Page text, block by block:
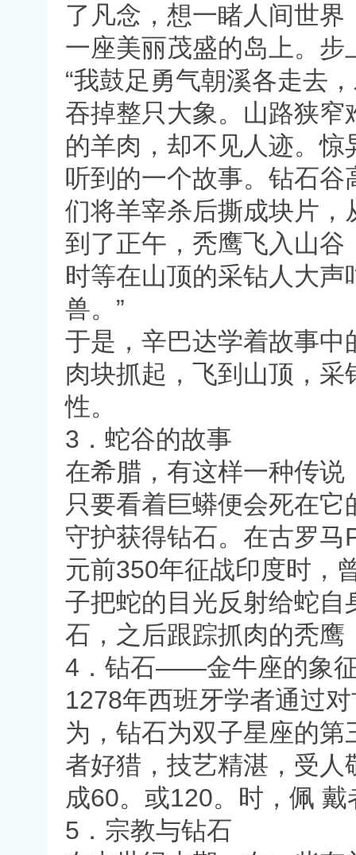
了凡念，想一睹人间世
一座美丽茂盛的岛上。
“我鼓足勇气朝溪各走去
吞掉整只大象。山路狭
的羊肉，却不见人迹。
听到的一个故事。钻石
们将羊宰杀后撕成块片
到了正午，秃鹰飞入山
时等在山顶的采钻人大
兽。”
于是，辛巴达学着故事
肉块抓起，飞到山顶，
性。
3．蛇谷的故事
在希腊，有这样一种传
只要看着巨蟒便会死在
守护获得钻石。在古罗
元前350年征战印度时，
子把蛇的目光反射给蛇
石，之后跟踪抓肉的秃
4．钻石——金牛座的象
1278年西班牙学者通过
为，钻石为双子星座的
者好猎，技艺精湛，受
成60。或120。时，佩
5．宗教与钻石